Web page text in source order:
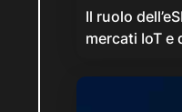
Il ruolo
mercati IoT